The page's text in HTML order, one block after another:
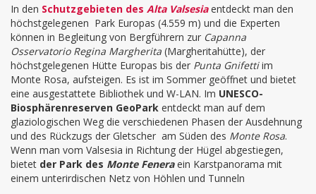
In den Schutzgebieten des Alta Valsesiaentdeckt man den
höchstgelegenen Park Europas (4.559 m) und die Experten
können in Begleitung von Bergführern zur Capanna
Osservatorio Regina Margherita (Margheritahütte), der
höchstgelegenen Hütte Europas bis der Punta Gnifettiim
Monte Rosa, aufsteigen. Es ist im Sommer geöffnet und bietet
eine ausgestattete Bibliothek und W-LAN. Im UNESCO-
Biosphärenreserven GeoPark entdeckt man auf dem
glaziologischen Weg die verschiedenen Phasen der Ausdehnung
und des Rückzugs der Gletscher am Süden des Monte Rosa.
Wenn man vom Valsesia in Richtung der Hügel abgestiegen,
bietet der Park des Monte Feneraein Karstpanorama mit
einem unterirdischen Netz von Höhlen und Tunneln